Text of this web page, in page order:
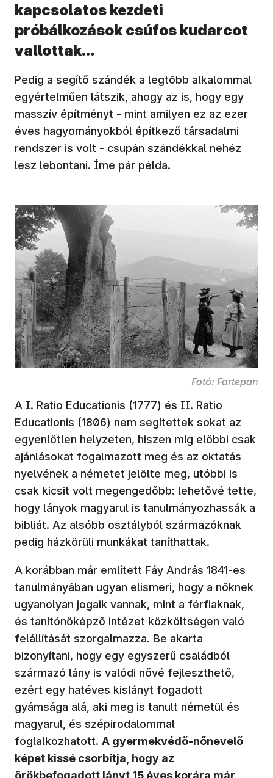
kapcsolatos kezdeti
próbálkozások csúfos kudarcot
vallottak…
Pedig a segítő szándék a legtöbb alkalommal
egyértelműen látszik, ahogy az is, hogy egy
masszív építményt - mint amilyen ez az ezer
éves hagyományokból építkező társadalmi
rendszer is volt - csupán szándékkal nehéz
lesz lebontani. Íme pár példa.
Fotó: Fortepan
A I. Ratio Educationis (1777) és II. Ratio
Educationis (1806) nem segítettek sokat az
egyenlőtlen helyzeten, hiszen míg előbbi csak
ajánlásokat fogalmazott meg és az oktatás
nyelvének a németet jelölte meg, utóbbi is
csak kicsit volt megengedőbb: lehetővé tette,
hogy lányok magyarul is tanulmányozhassák a
bibliát. Az alsóbb osztályból származóknak
pedig házkörüli munkákat taníthattak.
A korábban már említett Fáy András 1841-es
tanulmányában ugyan elismeri, hogy a nőknek
ugyanolyan jogaik vannak, mint a férfiaknak,
és tanítónőképző intézet közköltségen való
felállítását szorgalmazza. Be akarta
bizonyítani, hogy egy egyszerű családból
származó lány is valódi nővé fejleszthető,
ezért egy hatéves kislányt fogadott
gyámsága alá, aki meg is tanult németül és
magyarul, és szépirodalommal
foglalkozhatott. A gyermekvédő-nőnevelő
képet kissé csorbítja, hogy az
örökbefogadott lányt 15 éves korára már